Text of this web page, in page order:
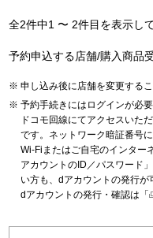
全2件中1 〜 2件目を表示し
予約申込する店舗/購入商品
申し込み後に店舗を変更するこ
予約手続きにはログインが必要
ドコモ回線にてアクセスいた
です。ネットワーク暗証番号
Wi-Fiまたはご自宅のインター
アカウントのID／パスワード
い方も、dアカウントの発行が
dアカウントの発行・確認は「